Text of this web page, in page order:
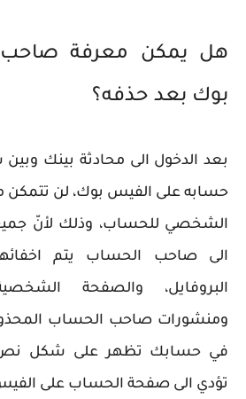
هل يمكن معرفة
بوك بعد حذفه؟
بعد الدخول الى محادثة بينك
حسابه على الفيس بوك، لن تتمكن
الشخصي للحساب، وذلك لأنّ جميع
الى صاحب الحساب يتم
البروفايل، والصفحة
ومنشورات صاحب الحساب
في حسابك تظهر على شكل نص
تؤدي الى صفحة الحساب على